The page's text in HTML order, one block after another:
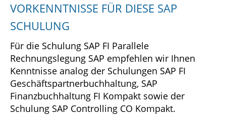
VORKENNTNISSE FÜR DIESE SAP
SCHULUNG
Für die Schulung SAP FI Parallele
Rechnungslegung SAP empfehlen wir Ihnen
Kenntnisse analog der Schulungen SAP FI
Geschäftspartnerbuchhaltung, SAP
Finanzbuchhaltung FI Kompakt sowie der
Schulung SAP Controlling CO Kompakt.